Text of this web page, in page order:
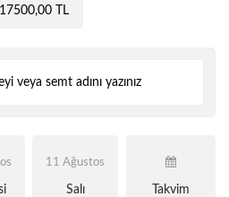
17500,00 TL
11 Ağustos
Salı Takvim